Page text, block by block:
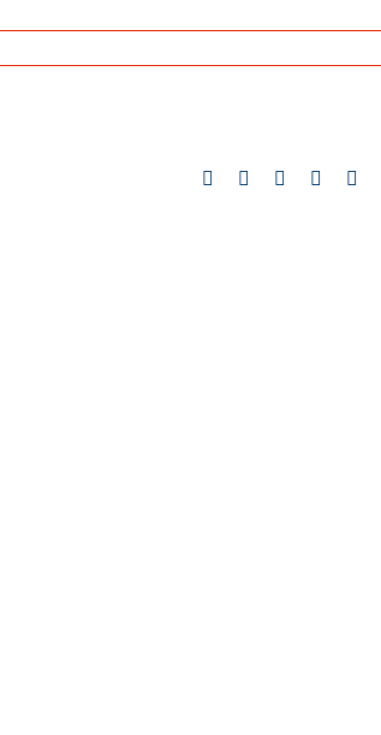
Facebook
TwitterLinkedIn